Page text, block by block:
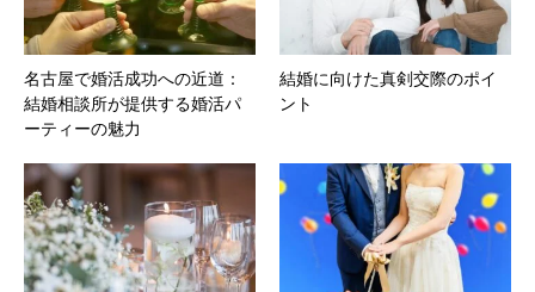
名古屋で婚活成功への近道：
結婚相談所が提供する婚活パ
ーティーの魅力
結婚に向けた真剣交際のポイ
ント